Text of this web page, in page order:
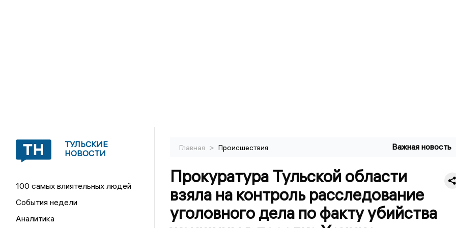
ТУЛЬСКИЕ
НОВОСТИ
100 самых влиятельных людей
События недели
Аналитика
Главная > Происшествия Важная новость
Прокуратура Тульской области
взяла на контроль расследование
уголовного дела по факту убийства